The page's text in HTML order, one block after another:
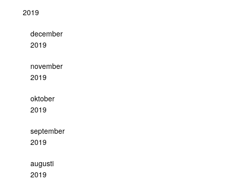
2019
december
2019
november
2019
oktober
2019
september
2019
augusti
2019